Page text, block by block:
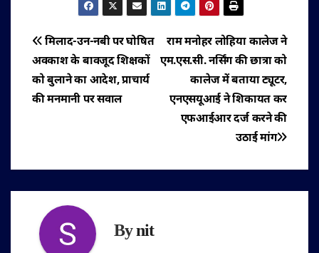
पोस्ट
नेविगेशन
राम मनोहर लोहिया कालेज ने
एम.एस.सी. नर्सिंग की छात्रा को
कालेज में बताया ट्यूटर,
एनएसयूआई ने शिकायत कर
एफआईआर दर्ज करने की
उठाई मांग
मिलाद-उन-नबी पर घोषित
अवकाश के बावजूद शिक्षकों
को बुलाने का आदेश, प्राचार्य
की मनमानी पर सवाल
Bynit